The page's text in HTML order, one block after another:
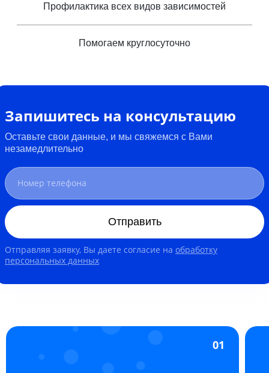
Профилактика всех видов зависимостей
Помогаем круглосуточно
Запишитесь на консультацию
Оставьте свои данные, и мы свяжемся с Вами
незамедлительно
Отправить
Отправляя заявку, Вы даете согласие на обработку
персональных данных
01